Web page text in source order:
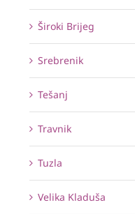
Široki Brijeg
Srebrenik
Tešanj
Travnik
Tuzla
Velika Kladuša